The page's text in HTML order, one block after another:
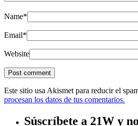
Name*
Email*
Website
Este sitio usa Akismet para reducir el
procesan los datos de tus comentarios.
Súscríbete a 21W y